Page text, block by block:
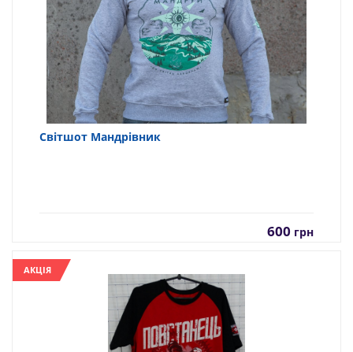
Світшот Мандрівник
600 грн
АКЦІЯ